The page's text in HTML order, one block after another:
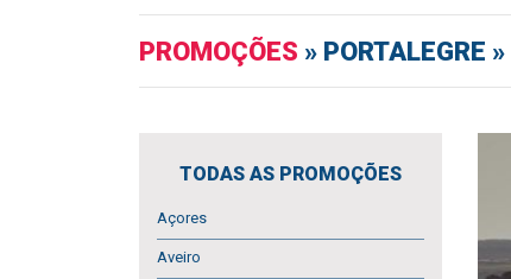
PROMOÇÕES » PORTALEGRE »
TODAS AS PROMOÇÕES
Açores
Aveiro